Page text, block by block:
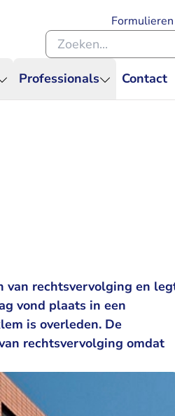
Professionals Contact
Zoeken binnen de
van rechtsvervolging en
vond plaats in een
is overleden. De
rechtsvervolging omdat